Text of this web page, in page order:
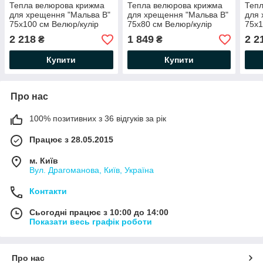
Тепла велюрова крижма
для хрещення "Мальва В"
75х100 см Велюр/кулір
Білий/Срібло BetiS
2 218 ₴
Купити
Тепла велюрова крижма
для хрещення "Мальва В"
75х80 см Велюр/кулір
Білий/Срібло BetiS
1 849₴
Купити
для
2
Про нас
100% позитивних з 36 відгуків за рік
Працює з 28.05.2015
м. Київ
Вул. Драгоманова, Київ, Україна
Контакти
Сьогодні працює з 10:00 до 14:00
Показати весь графік роботи
Про нас